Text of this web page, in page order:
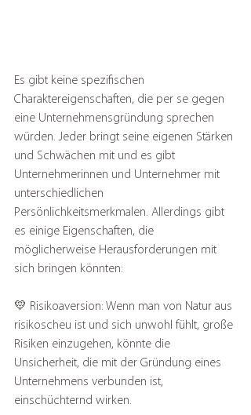
Es gibt keine spezifischen
Charaktereigenschaften, die per se gegen
eine Unternehmensgründung sprechen
würden. Jeder bringt seine eigenen Stärken
und Schwächen mit und es gibt
Unternehmerinnen und Unternehmer mit
unterschiedlichen
Persönlichkeitsmerkmalen. Allerdings gibt
es einige Eigenschaften, die
möglicherweise Herausforderungen mit
sich bringen könnten:
💛 Risikoaversion: Wenn man von Natur aus
risikoscheu ist und sich unwohl fühlt, große
Risiken einzugehen, könnte die
Unsicherheit, die mit der Gründung eines
Unternehmens verbunden ist,
einschüchternd wirken.